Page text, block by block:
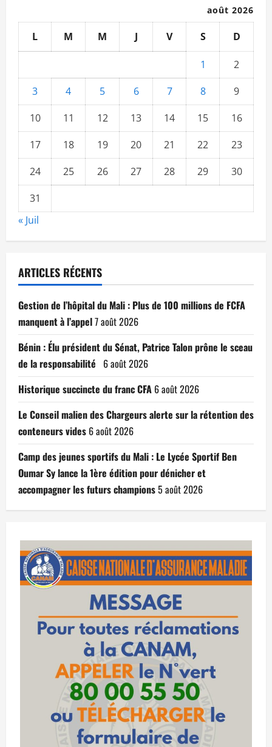
août 2026
L M M J V S D
1
2
3
4 5 6 7 8
9
10
11 12 13 14 15
16
17
18 19 20 21 22
23
24
25 26 27 28 29
30
31
« Juil
ARTICLES RÉCENTS
Gestion de l’hôpital du Mali : Plus de 100 millions de FCFA
manquent à l’appel7 août 2026
Bénin : Élu président du Sénat, Patrice Talon prône le sceau
de la responsabilité 6 août 2026
Historique succincte du franc CFA 6 août 2026
Le Conseil malien des Chargeurs alerte sur la rétention des
conteneurs vides 6 août 2026
Camp des jeunes sportifs du Mali : Le Lycée Sportif Ben
Oumar Sy lance la 1ère édition pour dénicher et
accompagner les futurs champions5 août 2026